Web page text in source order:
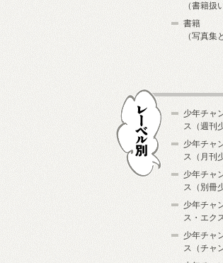
（書籍扱
書籍
（写真集
少年チャ
ス（週刊
少年チャ
ス（月刊
少年チャ
ス（別冊
少年チャ
ス・エク
少年チャ
ス（チャ